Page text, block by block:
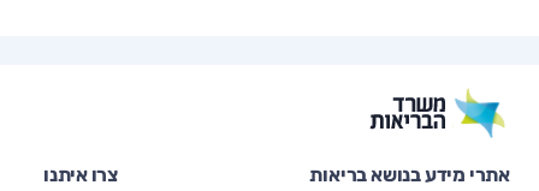
אתרי מידע בנושא בריאות
צרו איתנו